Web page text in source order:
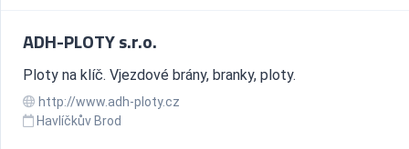
ADH-PLOTY s.r.o.
Ploty na klíč. Vjezdové brány, branky, ploty.
http://www.adh-ploty.cz
Havlíčkův Brod